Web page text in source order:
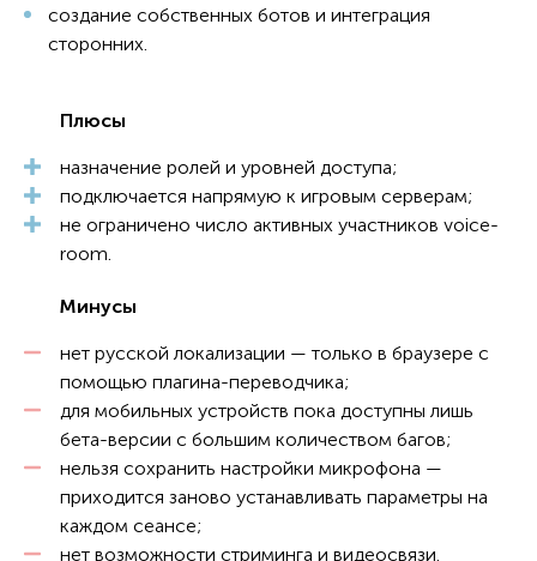
создание собственных ботов и интеграция
сторонних.
Плюсы
назначение ролей и уровней доступа;
подключается напрямую к игровым серверам;
не ограничено число активных участников voice-
room.
Минусы
нет русской локализации — только в браузере с
помощью плагина-переводчика;
для мобильных устройств пока доступны лишь
бета-версии с большим количеством багов;
нельзя сохранить настройки микрофона —
приходится заново устанавливать параметры на
каждом сеансе;
нет возможности стриминга и видеосвязи.